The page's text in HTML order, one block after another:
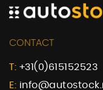
CONTACT
T: +31(0)615152523
E: